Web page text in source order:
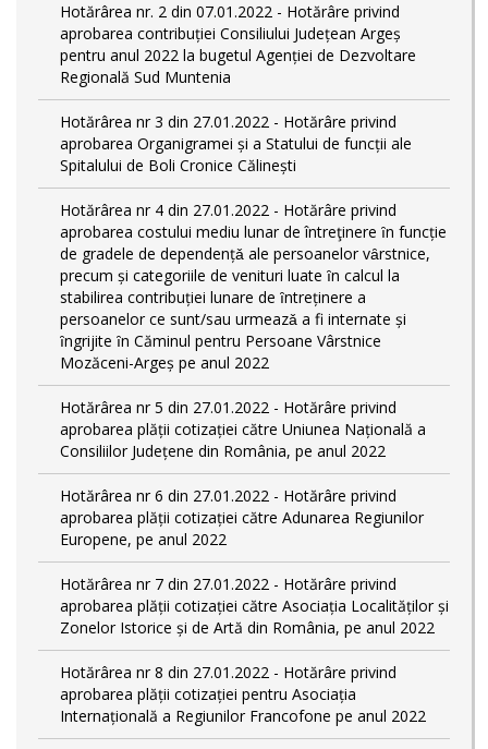
Hotărârea nr. 2 din 07.01.2022 - Hotărâre privind
aprobarea contribuției Consiliului Județean Argeș
pentru anul 2022 la bugetul Agenției de Dezvoltare
Regională Sud Muntenia
Hotărârea nr 3 din 27.01.2022 - Hotărâre privind
aprobarea Organigramei și a Statului de funcții ale
Spitalului de Boli Cronice Călinești
Hotărârea nr 4 din 27.01.2022 - Hotărâre privind
aprobarea costului mediu lunar de întreţinere ȋn funcție
de gradele de dependențǎ ale persoanelor vȃrstnice,
precum și categoriile de venituri luate ȋn calcul la
stabilirea contribuției lunare de ȋntreținere a
persoanelor ce sunt/sau urmeazǎ a fi internate și
ȋngrijite ȋn Căminul pentru Persoane Vârstnice
Mozăceni-Argeș pe anul 2022
Hotărârea nr 5 din 27.01.2022 - Hotărâre privind
aprobarea plății cotizației către Uniunea Națională a
Consiliilor Județene din România, pe anul 2022
Hotărârea nr 6 din 27.01.2022 - Hotărâre privind
aprobarea plății cotizației către Adunarea Regiunilor
Europene, pe anul 2022
Hotărârea nr 7 din 27.01.2022 - Hotărâre privind
aprobarea plății cotizației către Asociația Localităților și
Zonelor Istorice și de Artă din România, pe anul 2022
Hotărârea nr 8 din 27.01.2022 - Hotărâre privind
aprobarea plății cotizației pentru Asociația
Internațională a Regiunilor Francofone pe anul 2022